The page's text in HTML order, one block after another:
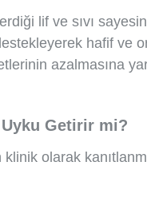
lif ve sıvı
hafif ve
azalmasına
Uyku Getirir mi?
klinik olarak